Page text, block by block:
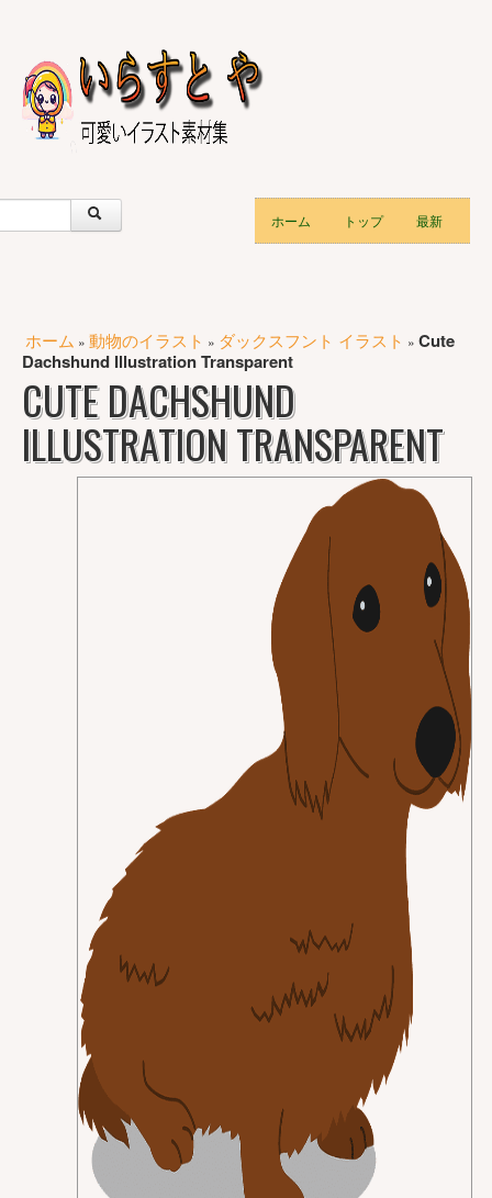
ホーム トップ 最新
ホーム » 動物のイラスト » ダックスフント イラスト » Cute
Dachshund Illustration Transparent
CUTE DACHSHUND
ILLUSTRATION TRANSPARENT